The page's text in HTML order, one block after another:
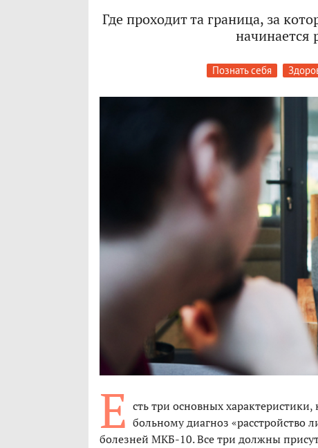
Где проходит та граница, за
начинается
Познать себя
Е сть три основных
больному диагноз «расстройство
болезней МКБ-10. Все три должны